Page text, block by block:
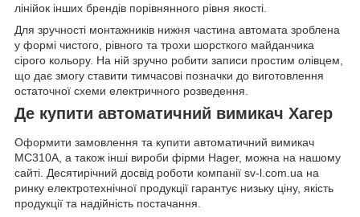
лінійок інших брендів порівнянного рівня якості.
Для зручності монтажників нижня частина автомата зроблена
у формі чистого, рівного та трохи шорсткого майданчика
сірого кольору. На ній зручно робити записи простим олівцем,
що дає змогу ставити тимчасові позначки до виготовлення
остаточної схеми електричного розведення.
Де купити автоматичний вимикач Хагер
Оформити замовлення та купити автоматичний вимикач
MC310A, а також інші вироби фірми Hager, можна на нашому
сайті. Десятирічний досвід роботи компанії sv-l.com.ua на
ринку електротехнічної продукції гарантує низьку ціну, якість
продукції та надійність постачання.